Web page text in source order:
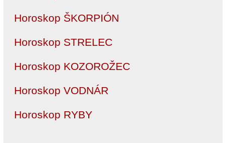
Horoskop ŠKORPIÓN
Horoskop STRELEC
Horoskop KOZOROŽEC
Horoskop VODNÁR
Horoskop RYBY